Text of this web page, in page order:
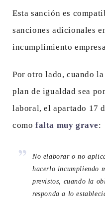
Esta sanción es
sanciones adicionales
incumplimiento
Por otro lado, cuando
plan de igualdad sea
laboral, el apartado 17
como falta muy grave:
No elaborar o no
hacerlo incumpliendo
previstos, cuando la
responda a lo